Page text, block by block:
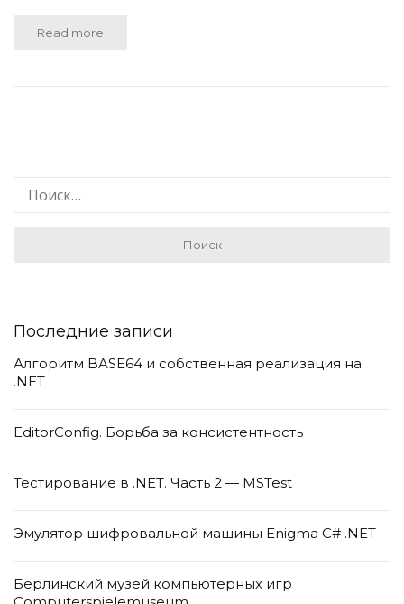
Read more
Последние записи
Алгоритм BASE64 и собственная реализация на
.NET
EditorConfig. Борьба за консистентность
Тестирование в .NET. Часть 2 — MSTest
Эмулятор шифровальной машины Enigma C# .NET
Берлинский музей компьютерных игр